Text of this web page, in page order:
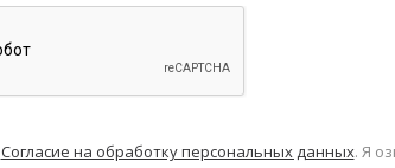
Согласие на обработку персональных данных. Я